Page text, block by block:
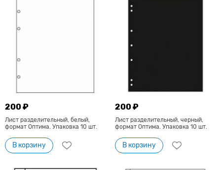
200 ₽
Лист разделительный, белый,
формат Оптима. Упаковка 10 шт.
В корзину
200 ₽
Лист разделительный, черный,
формат Оптима. Упаковка 10 шт.
В корзину